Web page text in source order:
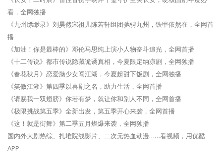
看，全网独播
《九州缥缈录》刘昊然宋祖儿陈若轩组团驰骋九州，铁甲依然在，全网首
播
《加油！你是最棒的》邓伦马思纯上演小人物奋斗追光，全网首播
《十二传说》都市传说隐藏诡谲真相，今夏限定纳凉剧，全网独播
《春花秋月》恋爱脑少女闯江湖，今夏超甜下饭剧，全网独播
《笑傲江湖》第四季以喜剧之名，助力生活，全网首播
《请赐我一双翅膀》你若有梦，就让你和别人不同，全网首播
《极限挑战第五季》全新出发，第五季开心来袭，全网首播
《这！就是街舞》第二季五月燃爆来袭，全网独播
国内外大剧热综、扎堆院线影片、二次元热血动漫……看视频，用优酷
APP